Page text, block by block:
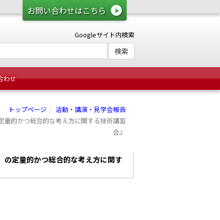
お問い合わせはこちら
Googleサイト内検索
わせ
トップページ
活動・講演・見学会報告
量的かつ総合的な考え方に関する技術講習
会』
の定量的かつ総合的な考え方に関す